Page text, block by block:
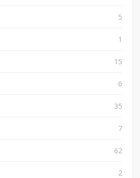
5
1
15
6
35
7
62
2